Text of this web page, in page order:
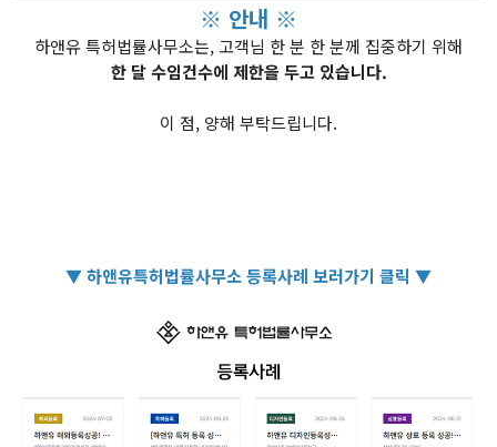
※ 안내 ※
하앤유 특허법률사무소는, 고객님 한 분 한 분께 집중하기 위해
한 달 수임건수에 제한을 두고 있습니다.
이 점, 양해 부탁드립니다.
▼ 하앤유특허법률사무소 등록사례 보러가기 클릭 ▼